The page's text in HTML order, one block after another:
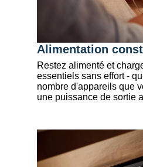
Alimentation
Restez alimenté et
essentiels sans effort -
nombre d'appareils que
une puissance de sortie